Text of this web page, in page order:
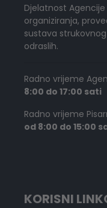
Djelatnost
organiziranja,
sustava
odraslih.
Radno vrijeme
8:00 do 17:00 sati
Radno vrijeme
od 8:00 do 15:00
KORISNI